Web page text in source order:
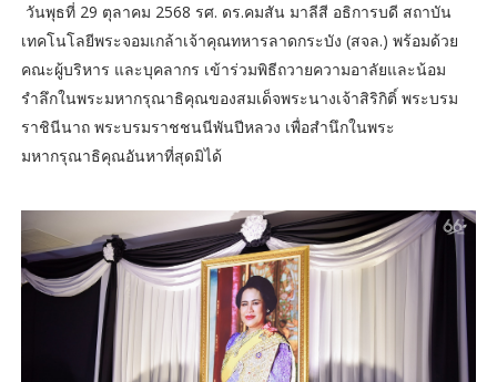
วันพุธที่ 29 ตุลาคม 2568 รศ. ดร.คมสัน มาลีสี อธิการบดี สถาบัน
เทคโนโลยีพระจอมเกล้าเจ้าคุณทหารลาดกระบัง (สจล.) พร้อมด้วย
คณะผู้บริหาร และบุคลากร เข้าร่วมพิธีถวายความอาลัยและน้อม
รำลึกในพระมหากรุณาธิคุณของสมเด็จพระนางเจ้าสิริกิติ์ พระบรม
ราชินีนาถ พระบรมราชชนนีพันปีหลวง เพื่อสำนึกในพระ
มหากรุณาธิคุณอันหาที่สุดมิได้